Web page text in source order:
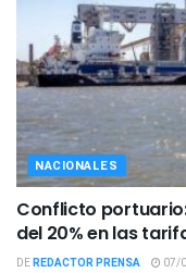
NACIONALES
Conflicto
del 20% en las
DEREDACTOR PRENSA 07/